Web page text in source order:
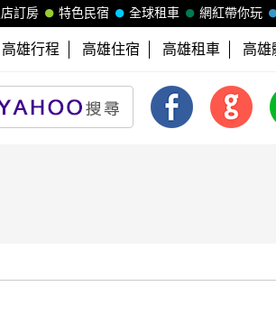
網紅帶你玩
全球租車
特色民宿
訂房
高雄行程 高雄住宿 高雄租車 高雄